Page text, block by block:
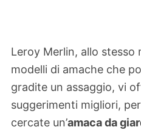
Leroy Merlin, allo stesso
modelli di amache che
gradite un assaggio, vi
suggerimenti migliori,
cercate un’amaca da